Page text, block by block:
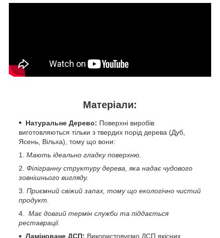
Матеріали:
Натуральне Дерево: Поверхні виробів
виготовляються тільки з твердих порід дерева (Дуб,
Ясень, Вільха), тому що вони:
Мають ідеально гладку поверхню.
Філігранну структуру дерева, яка надає чудового
зовнішнього вигляду.
Приємний свіжий запах, тому що екологічно чистий
продукт.
Має довгий термін служби та піддається
реставрації.
Ламіноване ДСП: Використовуємо ДСП якісних